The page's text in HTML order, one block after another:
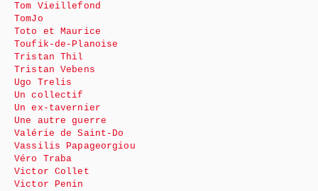
Tom Vieillefond
TomJo
Toto et Maurice
Toufik-de-Planoise
Tristan Thil
Tristan Vebens
Ugo Trelis
Un collectif
Un ex-tavernier
Une autre guerre
Valérie de Saint-Do
Vassilis Papageorgiou
Véro Traba
Victor Collet
Victor Penin